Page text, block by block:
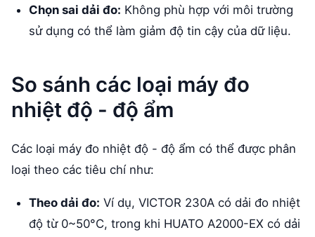
Chọn sai dải đo: Không phù hợp với môi trường
sử dụng có thể làm giảm độ tin cậy của dữ liệu.
So sánh các loại máy đo
nhiệt độ - độ ẩm
Các loại máy đo nhiệt độ - độ ẩm có thể được phân
loại theo các tiêu chí như:
Theo dải đo: Ví dụ, VICTOR 230A có dải đo nhiệt
độ từ 0~50°C, trong khi HUATO A2000-EX có dải